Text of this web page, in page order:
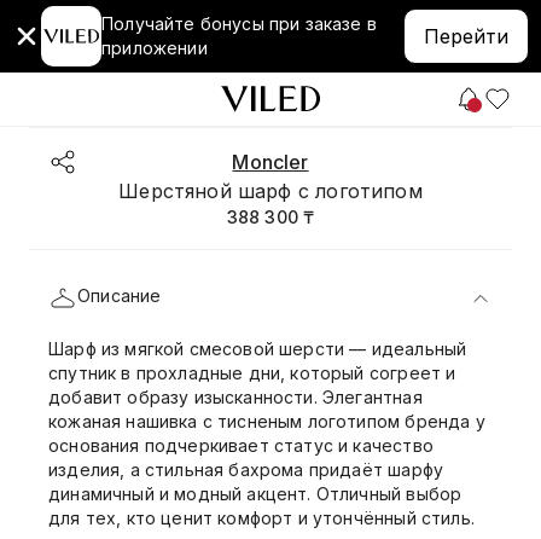
Получайте бонусы при заказе в
приложении
Перейти
Moncler
Шерстяной шарф с логотипом
388 300 ₸
Описание
Шарф из мягкой смесовой шерсти — идеальный
спутник в прохладные дни, который согреет и
добавит образу изысканности. Элегантная
кожаная нашивка с тисненым логотипом бренда у
основания подчеркивает статус и качество
изделия, а стильная бахрома придаёт шарфу
динамичный и модный акцент. Отличный выбор
для тех, кто ценит комфорт и утончённый стиль.